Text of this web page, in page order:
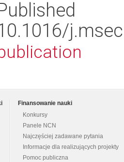
Finansowanie nauki
Konkursy
Panele NCN
Najczęściej zadawane pytania
Informacje dla realizujących projekty
Pomoc publiczna